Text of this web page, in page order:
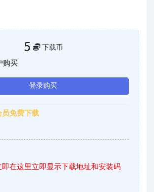
5 下载币
购买
登录购买
员免费下载
即在这里立即显示下载地址和安装码